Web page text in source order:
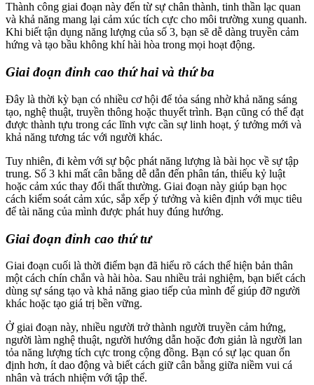
Thành công giai đoạn này đến từ sự chân thành, tinh thần lạc quan
và khả năng mang lại cảm xúc tích cực cho môi trường xung quanh.
Khi biết tận dụng năng lượng của số 3, bạn sẽ dễ dàng truyền cảm
hứng và tạo bầu không khí hài hòa trong mọi hoạt động.
Giai đoạn đỉnh cao thứ hai và thứ ba
Đây là thời kỳ bạn có nhiều cơ hội để tỏa sáng nhờ khả năng sáng
tạo, nghệ thuật, truyền thông hoặc thuyết trình. Bạn cũng có thể đạt
được thành tựu trong các lĩnh vực cần sự linh hoạt, ý tưởng mới và
khả năng tương tác với người khác.
Tuy nhiên, đi kèm với sự bộc phát năng lượng là bài học về sự tập
trung. Số 3 khi mất cân bằng dễ dẫn đến phân tán, thiếu kỷ luật
hoặc cảm xúc thay đổi thất thường. Giai đoạn này giúp bạn học
cách kiểm soát cảm xúc, sắp xếp ý tưởng và kiên định với mục tiêu
để tài năng của mình được phát huy đúng hướng.
Giai đoạn đỉnh cao thứ tư
Giai đoạn cuối là thời điểm bạn đã hiểu rõ cách thể hiện bản thân
một cách chín chắn và hài hòa. Sau nhiều trải nghiệm, bạn biết cách
dùng sự sáng tạo và khả năng giao tiếp của mình để giúp đỡ người
khác hoặc tạo giá trị bền vững.
Ở giai đoạn này, nhiều người trở thành người truyền cảm hứng,
người làm nghệ thuật, người hướng dẫn hoặc đơn giản là người lan
tỏa năng lượng tích cực trong cộng đồng. Bạn có sự lạc quan ổn
định hơn, ít dao động và biết cách giữ cân bằng giữa niềm vui cá
nhân và trách nhiệm với tập thể.